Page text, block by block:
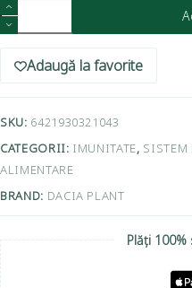
Adaugă la favorite
SKU: 6421930321043
CATEGORII: IMUNITATE, SISTEM
ALIMENTARE
BRAND: DACIA PLANT
Plăți